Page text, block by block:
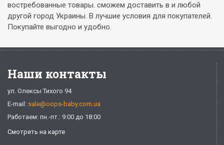
востребованные товары. сможем доставить в и любой
другой город Украины. В лучшие условия для покупателей.
Покупайте выгодно и удобно.
Наши контакты
ул. Олексы Тихого 94
E-mail: sale@oops-baby.com.ua
Работаем: пн.-пт.: 9:00 до 18:00
Смотреть на карте